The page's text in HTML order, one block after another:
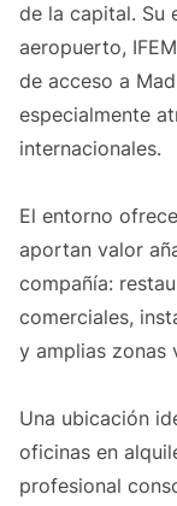
de la capital. Su
aeropuerto,
de acceso a
especialmente
internacionales.
El entorno
aportan valor
compañía:
comerciales,
y amplias zonas
Una ubicación
oficinas en
profesional